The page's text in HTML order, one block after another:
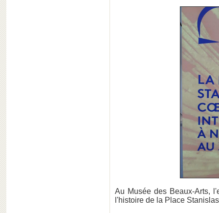
Au Musée des Beaux-Arts,
l'histoire de la Place